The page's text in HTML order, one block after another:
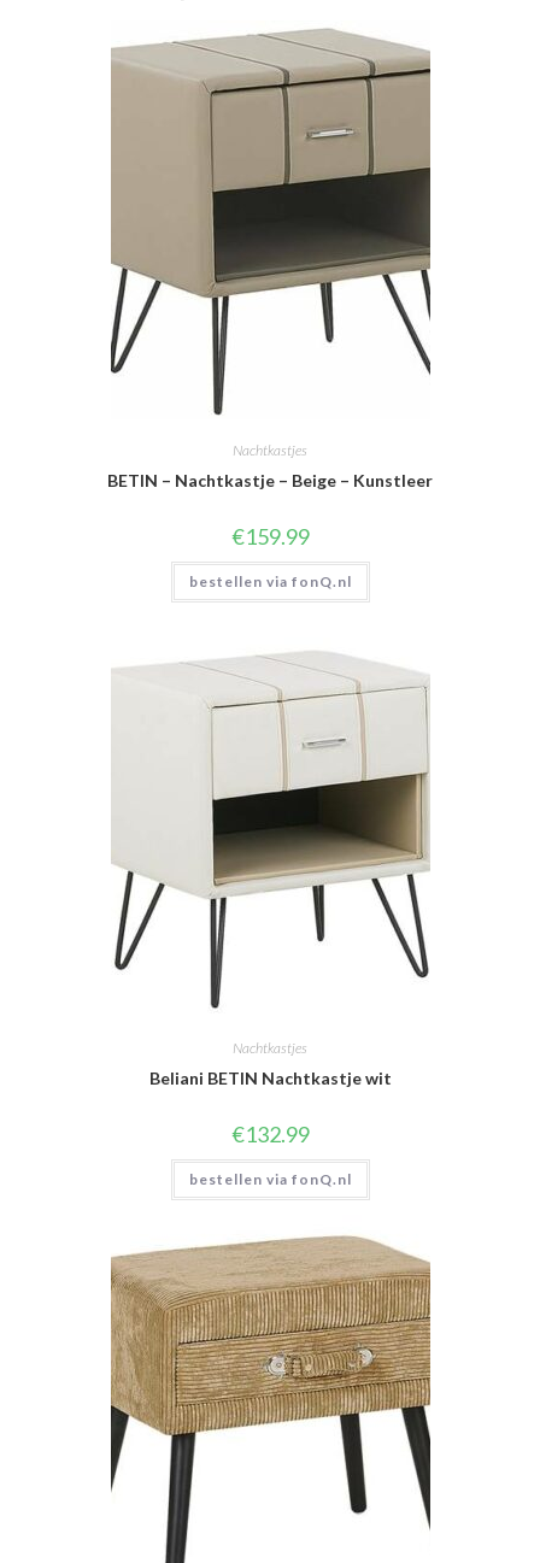
Nachtkastjes
BETIN – Nachtkastje – Beige – Kunstleer
€159.99
bestellen via fonQ.nl
Nachtkastjes
Beliani BETIN Nachtkastje wit
€132.99
bestellen via fonQ.nl